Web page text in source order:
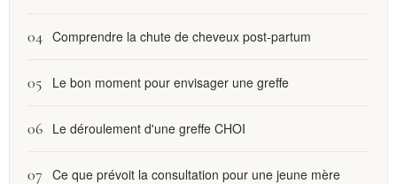
Comprendre la chute de cheveux post-partum
Le bon moment pour envisager une greffe
Le déroulement d'une greffe CHOI
Ce que prévoit la consultation pour une jeune mère